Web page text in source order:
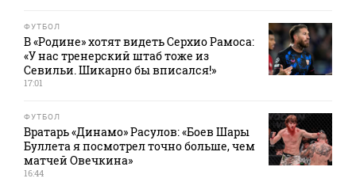
ФУТБОЛ
В «Родине» хотят видеть Серхио Рамоса:
«У нас тренерский штаб тоже из
Севильи. Шикарно бы вписался!»
17:01
ФУТБОЛ
Вратарь «Динамо» Расулов: «Боев Шары
Буллета я посмотрел точно больше, чем
матчей Овечкина»
16:44